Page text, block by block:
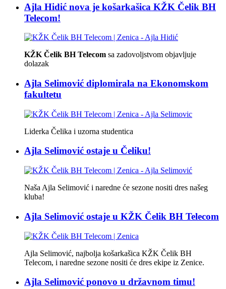
Ajla Hidić nova je košarkašica KŽK Čelik BH
Telecom!
KŽK Čelik BH Telecom sa zadovoljstvom objavljuje
dolazak
Ajla Selimović diplomirala na Ekonomskom
fakultetu
Liderka Čelika i uzorna studentica
Ajla Selimović ostaje u Čeliku!
Naša Ajla Selimović i naredne će sezone nositi dres našeg
kluba!
Ajla Selimović ostaje u KŽK Čelik BH Telecom
Ajla Selimović, najbolja košarkašica KŽK Čelik BH
Telecom, i naredne sezone nositi će dres ekipe iz Zenice.
Ajla Selimović ponovo u državnom timu!